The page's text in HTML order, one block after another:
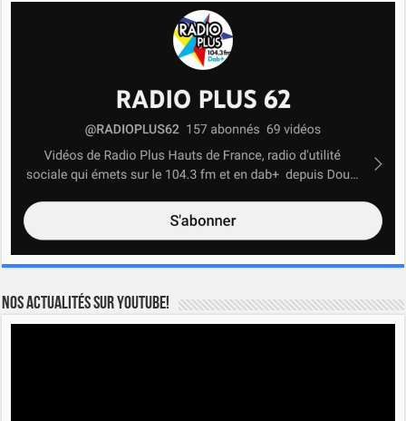
Nos actualités sur YOUTUBE!